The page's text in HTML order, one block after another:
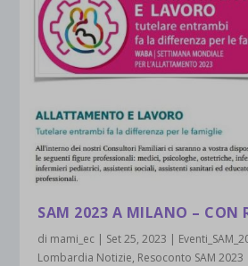
SAM 2023 A MILANO – CON
di mami_ec | Set 25, 2023 |
Lombardia Notizie, Resoconto SAM 2023